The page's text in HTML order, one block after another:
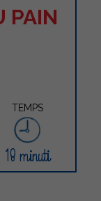
PAIN
TEMPS
18 minuti